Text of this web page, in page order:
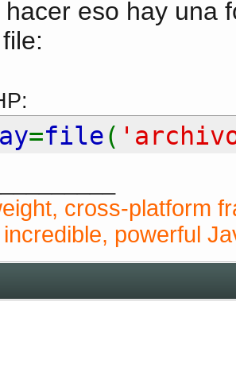
eso hay una
=file(
cross-platform
powerful